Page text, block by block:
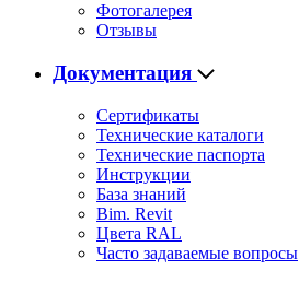
Фотогалерея
Отзывы
Документация
Сертификаты
Технические каталоги
Технические паспорта
Инструкции
База знаний
Bim. Revit
Цвета RAL
Часто задаваемые вопросы